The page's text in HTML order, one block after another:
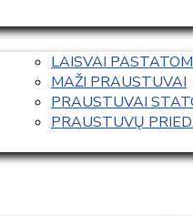
LAISVAI
MAŽI PRAUSTUVAI
PRAUSTUVAI
PRAUSTUVŲ